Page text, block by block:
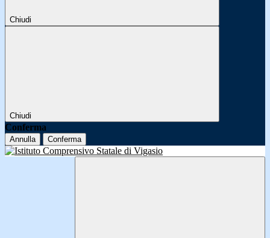
Chiudi
Chiudi
Conferma
Annulla Conferma